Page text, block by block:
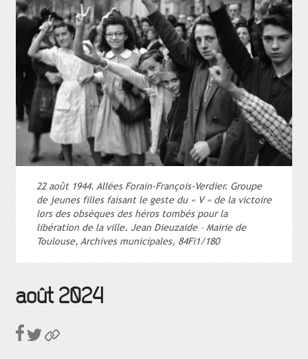
22 août 1944. Allées Forain-François-Verdier. Groupe
de jeunes filles faisant le geste du « V » de la victoire
lors des obsèques des héros tombés pour la
libération de la ville. Jean Dieuzaide – Mairie de
Toulouse, Archives municipales, 84Fi1/180
août 2024